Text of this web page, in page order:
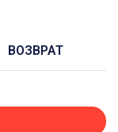
ВОЗВРАТ